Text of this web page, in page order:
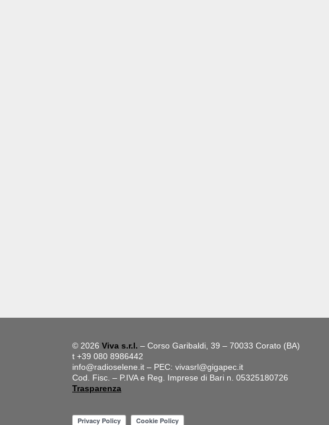
© 2026 Viva s.r.l. – Corso Garibaldi, 39 – 70033 Corato (BA)
t +39 080 8986442
info@radioselene.it – PEC: vivasrl@gigapec.it
Cod. Fisc. – P.IVA e Reg. Imprese di Bari n. 05325180726
Trasparenza